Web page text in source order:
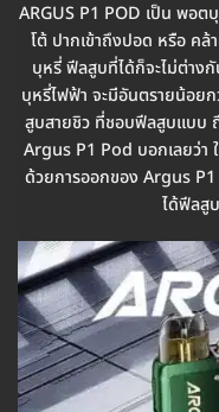
ARGUS P1 POD เป็น พอ
โต้ ปากเข้าถึงปอด หรือ ค
บุหรี่ ฟีลสูบที่ได้ก็จะไม่ต่าง
บุหรี่ไฟฟ้า จะมีอันตรายน้อย
สูบสายชิว ที่ชอบฟีลสูบแบบ
Argus P1 Pod บอกเลยว่
ด้วยการออกของ Argus
ได้ฟีลสู